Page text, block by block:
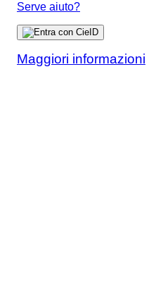
Serve aiuto?
Maggiori informazioni